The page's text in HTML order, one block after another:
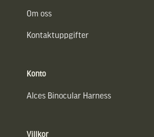
Om oss
Kontaktuppgifter
Konto
Alces Binocular Harness
Villkor